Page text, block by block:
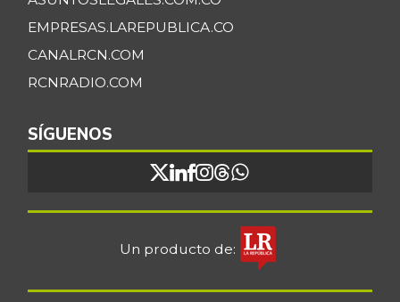
EMPRESAS.LAREPUBLICA.CO
CANALRCN.COM
RCNRADIO.COM
SÍGUENOS
Un producto de: